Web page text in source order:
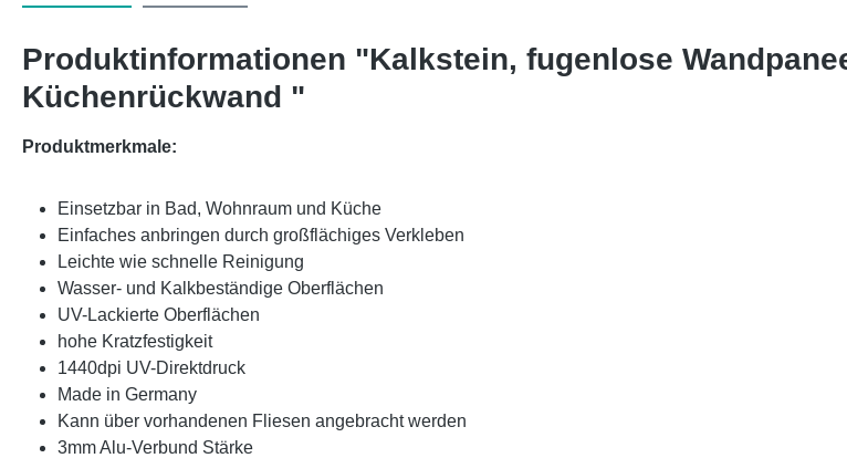
Produktinformationen "Kalkstein, fugenlose
Küchenrückwand "
Produktmerkmale:
Einsetzbar in Bad, Wohnraum und Küche
Einfaches anbringen durch großflächiges Verkleben
Leichte wie schnelle Reinigung
Wasser- und Kalkbeständige Oberflächen
UV-Lackierte Oberflächen
hohe Kratzfestigkeit
1440dpi UV-Direktdruck
Made in Germany
Kann über vorhandenen Fliesen angebracht werden
3mm Alu-Verbund Stärke